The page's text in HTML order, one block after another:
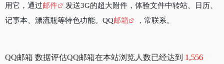
用它，通过邮件
发送3G的超大附件，体验文件中转站、日历、
记事本、漂流瓶等特色功能。QQ邮箱 ，常联系。
QQ邮箱 数据评估QQ邮箱在本站浏览人数已经达到 1,556